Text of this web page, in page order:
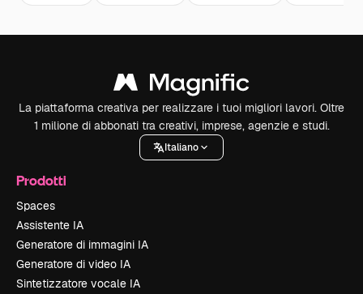
La piattaforma creativa per realizzare i tuoi migliori lavori. Oltre
1 milione di abbonati tra creativi, imprese, agenzie e studi.
Italiano
Prodotti
Spaces
Assistente IA
Generatore di immagini IA
Generatore di video IA
Sintetizzatore vocale IA